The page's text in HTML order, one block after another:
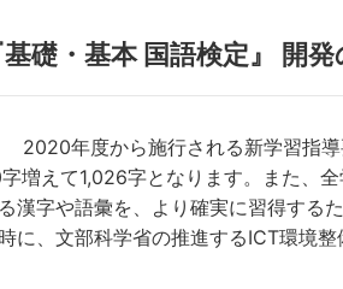
基礎・基本 国語検定』 開
年度から施行される新学習指導
増えて1,026字となります。また、
漢字や語彙を、より確実に習得する
に、文部科学省の推進するICT環境